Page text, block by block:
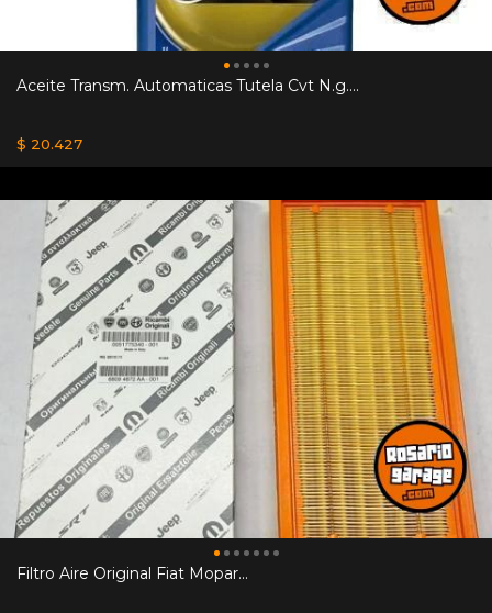
Aceite Transm. Automaticas Tutela Cvt N.g....
$ 20.427
Filtro Aire Original Fiat Mopar...